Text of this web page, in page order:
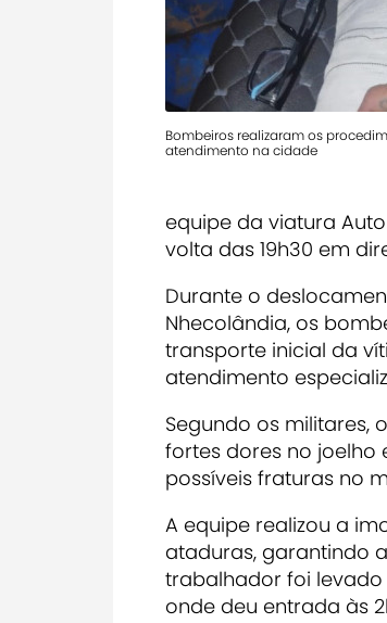
Bombeiros realizaram os
atendimento na cidade
equipe da viatura
volta das 19h30 em
Durante o
Nhecolândia, os
transporte inicial da
atendimento
Segundo os militares,
fortes dores no joelho
possíveis fraturas no
A equipe realizou a
ataduras, garantindo
trabalhador foi
onde deu entrada às